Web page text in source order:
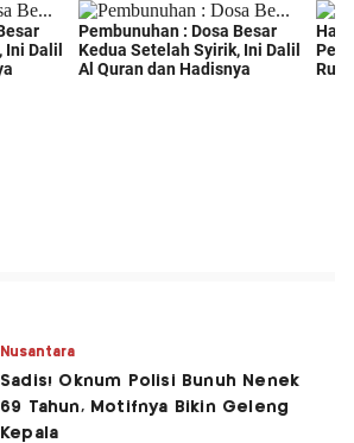
Nusantara
Sadis! Oknum Polisi Bunuh Nenek
69 Tahun, Motifnya Bikin Geleng
Kepala